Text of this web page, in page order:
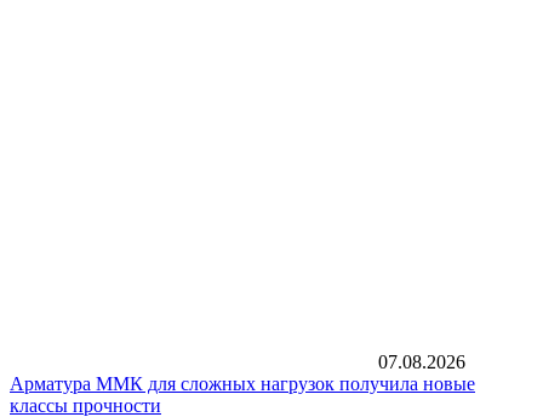
07.08.2026
Арматура ММК для сложных нагрузок получила новые
классы прочности